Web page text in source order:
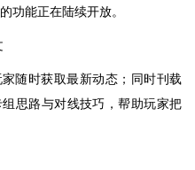
功能正在陆续开放。
随时获取最新动态；同时刊载
思路与对线技巧，帮助玩家把